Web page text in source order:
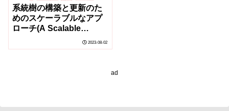
系統樹の構築と更新のた
めのスケーラブルなアプ
ローチ(A Scalable
Approach to Building
and Updating
2023-08-02
ad